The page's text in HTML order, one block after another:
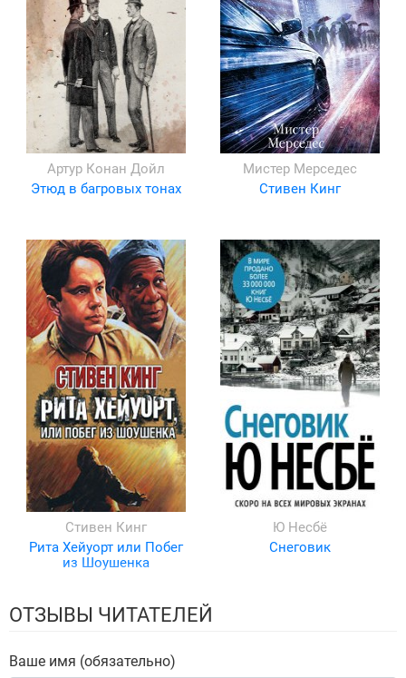
Артур Конан Дойл
Этюд в багровых тонах
Мистер Мерседес
Стивен Кинг
Стивен Кинг
Рита Хейуорт или Побег
из Шоушенка
Ю Несбё
Снеговик
ОТЗЫВЫ ЧИТАТЕЛЕЙ
Ваше имя (обязательно)